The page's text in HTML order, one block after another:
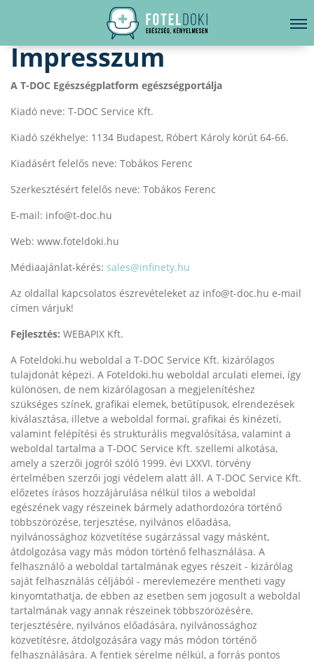
LELKI EGÉSZSÉG
EGÉSZSÉGKÖNYVTÁR
BETEGSÉGKALAUZ
ÜGYELETKERESŐ
ORVOS VÁLASZOL
Impresszum
Impresszum
A T-DOC Egészségplatform egészségportálja
Kiadó neve: T-DOC Service Kft.
Kiadó székhelye: 1134 Budapest, Róbert Károly körút 64-66.
Kiadásért felelős neve: Tobákos Ferenc
Szerkesztésért felelős neve: Tobákos Ferenc
E-mail: info@t-doc.hu
Web: www.foteldoki.hu
Médiaajánlat-kérés: sales@infinety.hu
Az oldallal kapcsolatos észrevételeket az info@t-doc.hu e-mail
címen várjuk!
Fejlesztés: WEBAPIX Kft.
A Foteldoki.hu weboldal a T-DOC Service Kft. kizárólagos
tulajdonát képezi. A Foteldoki.hu weboldal arculati elemei, így
különösen, de nem kizárólagosan a megjelenítéshez
szükséges színek, grafikai elemek, betűtípusok, elrendezések
kiválasztása, illetve a weboldal formai, grafikai és kinézeti,
valamint felépítési és strukturális megvalósítása, valamint a
weboldal tartalma a T-DOC Service Kft. szellemi alkotása,
amely a szerzői jogról szóló 1999. évi LXXVI. törvény
értelmében szerzői jogi védelem alatt áll. A T-DOC Service Kft.
előzetes írásos hozzájárulása nélkül tilos a weboldal
egészének vagy részeinek bármely adathordozóra történő
többszörözése, terjesztése, nyilvános előadása,
nyilvánossághoz közvetítése sugárzással vagy másként,
átdolgozása vagy más módon történő felhasználása. A
felhasználó a weboldal tartalmának egyes részeit - kizárólag
saját felhasználás céljából - merevlemezére mentheti vagy
kinyomtathatja, de ebben az esetben sem jogosult a weboldal
tartalmának vagy annak részeinek többszörözésére,
terjesztésére, nyilvános előadására, nyilvánossághoz
közvetítésre, átdolgozására vagy más módon történő
felhasználására. A fentiek sérelme nélkül, a forrás pontos